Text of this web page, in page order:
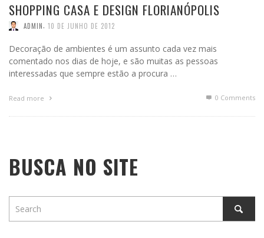
SHOPPING CASA E DESIGN FLORIANÓPOLIS
ADMIN 10 DE JUNHO DE 2012
Decoração de ambientes é um assunto cada vez mais
comentado nos dias de hoje, e são muitas as pessoas
interessadas que sempre estão a procura …
Read more 0 Comments
BUSCA NO SITE